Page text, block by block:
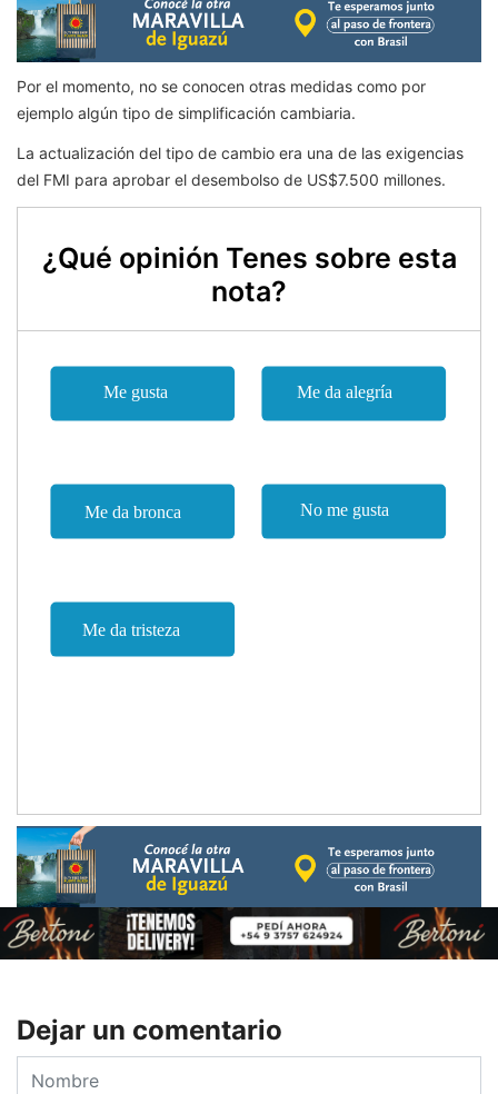
Por el momento, no se conocen otras medidas como por
ejemplo algún tipo de simplificación cambiaria.
La actualización del tipo de cambio era una de las exigencias
del FMI para aprobar el desembolso de US$7.500 millones.
¿Qué opinión Tenes sobre esta
nota?
Dejar un comentario